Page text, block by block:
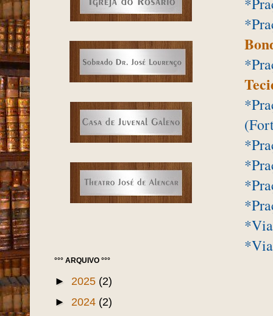
°°° ARQUIVO °°°
► 2025 (2)
► 2024 (2)